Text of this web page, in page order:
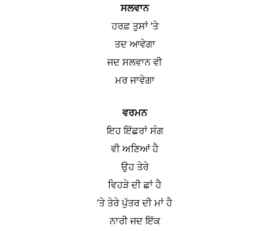
ਸਲਵਾਨ
ਹਰਫ਼ ਤੁਸਾਂ ‘ਤੇ
ਤਦ ਆਵੇਗਾ
ਜਦ ਸਲਵਾਨ ਵੀ
ਮਰ ਜਾਵੇਗਾ
ਵਰਮਨ
ਇਹ ਇੱਛਰਾਂ ਸੰਗ
ਵੀ ਅਣਿਆਂ ਹੈ
ਉਹ ਤੇਰੇ
ਵਿਹੜੇ ਦੀ ਛਾਂ ਹੈ
‘ਤੇ ਤੇਰੇ ਪੁੱਤਰ ਦੀ ਮਾਂ ਹੈ
ਨਾਰੀ ਜਦ ਇੱਕ